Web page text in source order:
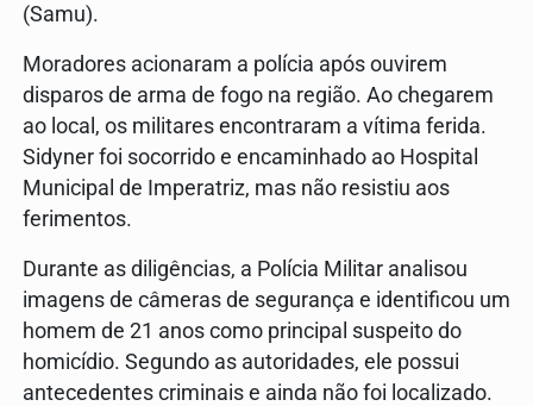
(Samu).
Moradores acionaram a polícia após ouvirem
disparos de arma de fogo na região. Ao chegarem
ao local, os militares encontraram a vítima ferida.
Sidyner foi socorrido e encaminhado ao Hospital
Municipal de Imperatriz, mas não resistiu aos
ferimentos.
Durante as diligências, a Polícia Militar analisou
imagens de câmeras de segurança e identificou um
homem de 21 anos como principal suspeito do
homicídio. Segundo as autoridades, ele possui
antecedentes criminais e ainda não foi localizado.